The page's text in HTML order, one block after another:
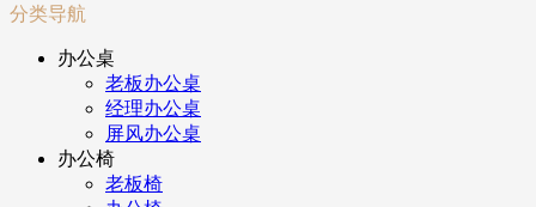
分类导航
办公桌
老板办公桌
经理办公桌
屏风办公桌
办公椅
老板椅